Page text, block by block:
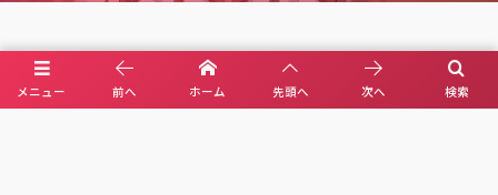
メニュー 検索
前へ ホーム 先頭へ 次へ